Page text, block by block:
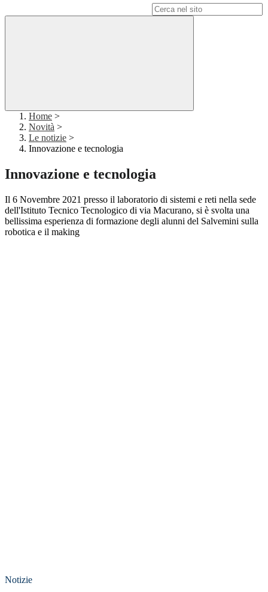
Home >
Novità >
Le notizie >
Innovazione e tecnologia
Innovazione e tecnologia
Il 6 Novembre 2021 presso il laboratorio di sistemi e reti nella sede
dell'Istituto Tecnico Tecnologico di via Macurano, si è svolta una
bellissima esperienza di formazione degli alunni del Salvemini sulla
robotica e il making
Notizie